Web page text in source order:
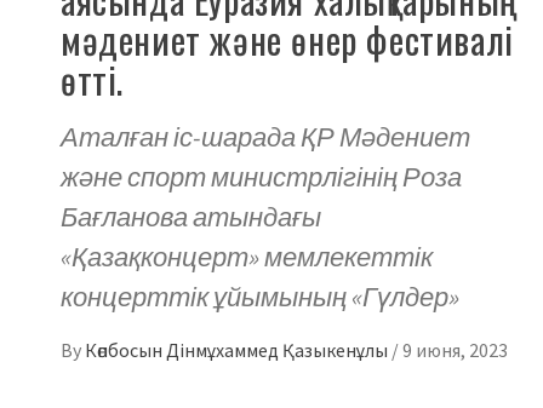
мәдениет және өнер фестивалі
өтті.
Аталған іс-шарада ҚР Мәдениет
және спорт министрлігінің Роза
Бағланова атындағы
«Қазақконцерт» мемлекеттік
концерттік ұйымының «Гүлдер»
By Көпбосын Дінмұхаммед Қазыкенұлы /9 июня, 2023